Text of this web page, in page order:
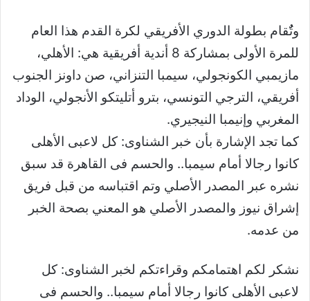
وتٌُقام بطولة الدوري الأفريقي لكرة القدم هذا العام
للمرة الأولى بمشاركة 8 أندية أفريقية هي: الأهلي،
مازيمبي الكونجولي، سيمبا التنزاني، صن داونز الجنوب
أفريقي، الترجي التونسي، بترو أتليتكو الأنجولي، الوداد
المغربي وإنيمبا النيجيري.
كما تجد الإشارة بأن خبر الشناوى: كل لاعبى الأهلى
كانوا رجالا أمام سيمبا.. والحسم فى القاهرة قد سبق
نشره عبر المصدر الأصلي وتم اقتباسه من قبل فريق
إشراق نيوز والمصدر الأصلي هو المعني بصحة الخبر
من عدمه.
نشكر لكم اهتمامكم وقراءتكم لخبر الشناوى: كل
لاعبى الأهلى كانوا رجالا أمام سيمبا.. والحسم فى